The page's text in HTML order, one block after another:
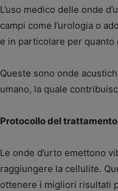
L’uso medico delle onde
campi come l’urologia o
e in particolare per
Queste sono onde
umano, la quale
Protocollo del trattamento
Le onde d’urto emettono
raggiungere la cellulite.
ottenere i migliori risultati